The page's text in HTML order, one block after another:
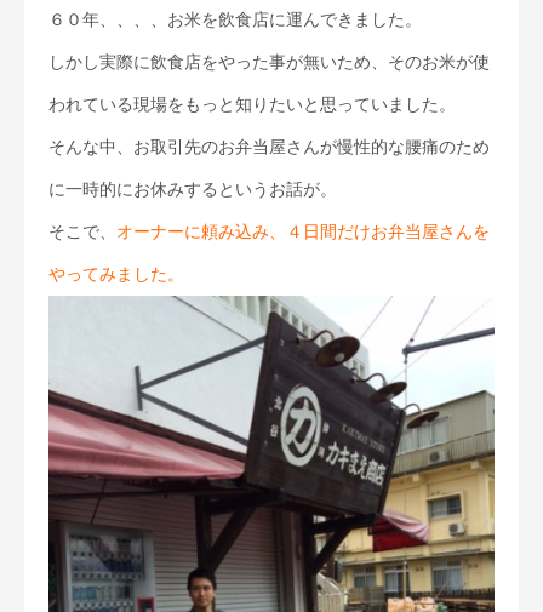
６０年、、、、お米を飲食店に運んできました。
しかし実際に飲食店をやった事が無いため、そのお米が使
われている現場をもっと知りたいと思っていました。
そんな中、お取引先のお弁当屋さんが慢性的な腰痛のため
に一時的にお休みするというお話が。
そこで、 オーナーに頼み込み、４日間だけお弁当屋さんを
やってみました。